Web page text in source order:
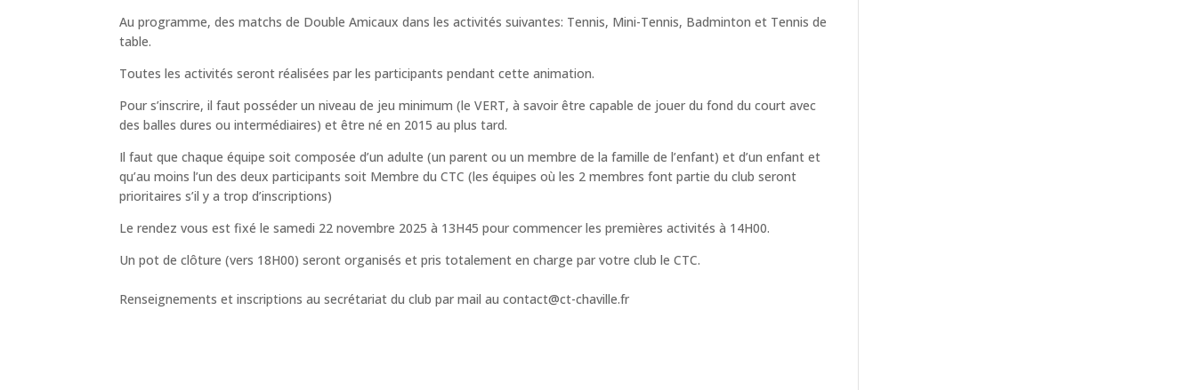
Au programme, des matchs de Double Amicaux dans les activités suivantes: Tennis, Mini-Tennis, Badminton et Tennis de
table.
Toutes les activités seront réalisées par les participants pendant cette animation.
Pour s’inscrire, il faut posséder un niveau de jeu minimum (le VERT, à savoir être capable de jouer du fond du court avec
des balles dures ou intermédiaires) et être né en 2015 au plus tard.
Il faut que chaque équipe soit composée d’un adulte (un parent ou un membre de la famille de l’enfant) et d’un enfant et
qu’au moins l’un des deux participants soit Membre du CTC (les équipes où les 2 membres font partie du club seront
prioritaires s’il y a trop d’inscriptions)
Le rendez vous est fixé le samedi 22 novembre 2025 à 13H45 pour commencer les premières activités à 14H00.
Un pot de clôture (vers 18H00) seront organisés et pris totalement en charge par votre club le CTC.
Renseignements et inscriptions au secrétariat du club par mail au contact@ct-chaville.fr